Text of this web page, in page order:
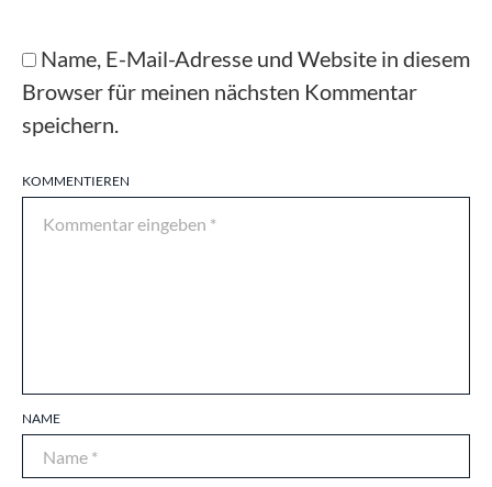
KOMMENTIEREN
NAME
Name, E-Mail-Adresse und Website in diesem
Browser für meinen nächsten Kommentar
speichern.